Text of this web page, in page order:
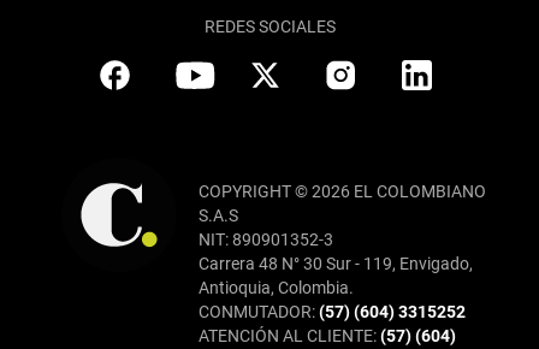
REDES SOCIALES
COPYRIGHT © 2026 EL COLOMBIANO
S.A.S
NIT: 890901352-3
Carrera 48 N° 30 Sur - 119, Envigado,
Antioquia, Colombia.
CONMUTADOR:(57) (604) 3315252
ATENCIÓN AL CLIENTE:(57) (604)